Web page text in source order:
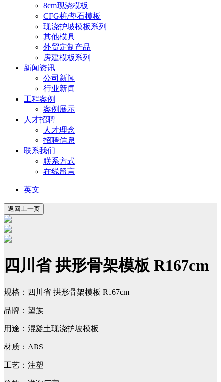
8cm现浇模板
CFG桩/垫石模板
现浇护坡模板系列
其他模具
外贸定制产品
房建模板系列
新闻资讯
公司新闻
行业新闻
工程案例
案例展示
人才招聘
人才理念
招聘信息
联系我们
联系方式
在线留言
英文
四川省 拱形骨架模板 R167cm
规格：四川省 拱形骨架模板 R167cm
品牌：望族
用途：混凝土现浇护坡模板
材质：ABS
工艺：注塑